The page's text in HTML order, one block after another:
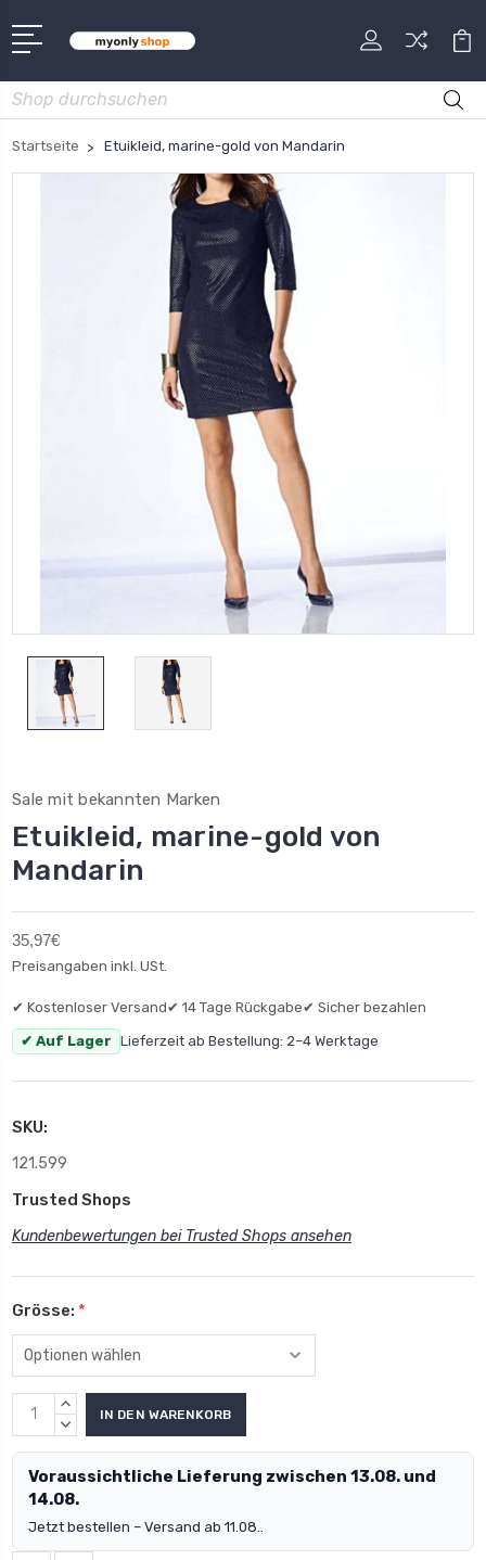
Suche
Startseite Etuikleid, marine-gold von Mandarin
Sale mit bekannten Marken
Etuikleid, marine-gold von
Mandarin
35,97€
Preisangaben inkl. USt.
✔ Kostenloser Versand✔ 14 Tage Rückgabe✔ Sicher bezahlen
✔ Auf Lager Lieferzeit ab Bestellung: 2–4 Werktage
SKU:
121.599
Trusted Shops
Kundenbewertungen bei Trusted Shops ansehen
Grösse: *
MENGE
ERHÖHEN:
MENGE
Voraussichtliche Lieferung zwischen 13.08. und
14.08.
Jetzt bestellen – Versand ab 11.08..